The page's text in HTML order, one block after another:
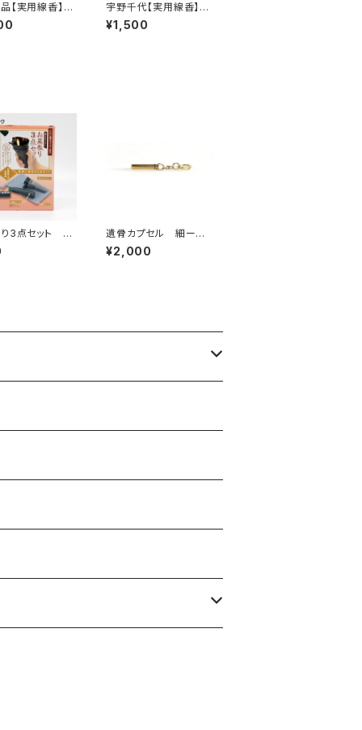
【実用線香】特
煙量：ふつう>
香り 家庭用
宇野千代【実用線香】淡
墨の桜<煙極少> 桜
の香り 家庭用 バラ
¥1,500
3点セット
遺骨カプセル 細ーお
もいでのあかしーキー
ホルダータイプ ペット
¥2,000